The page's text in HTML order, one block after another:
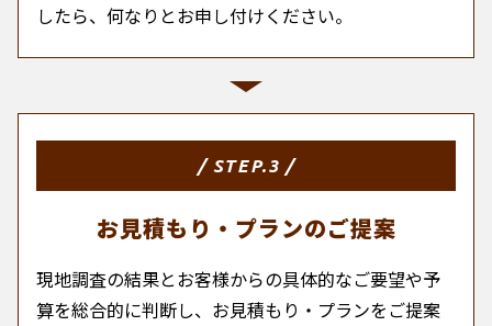
したら、何なりとお申し付けください。
/ STEP.3 /
お見積もり・プランのご提案
現地調査の結果とお客様からの具体的なご要望や予
算を総合的に判断し、お見積もり・プランをご提案